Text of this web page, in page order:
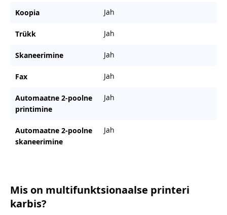
Koopia Jah
Trükk Jah
Skaneerimine Jah
Fax Jah
Automaatne 2-poolne
printimine
Jah
Automaatne 2-poolne
skaneerimine
Jah
Mis on multifunktsionaalse printeri
karbis?